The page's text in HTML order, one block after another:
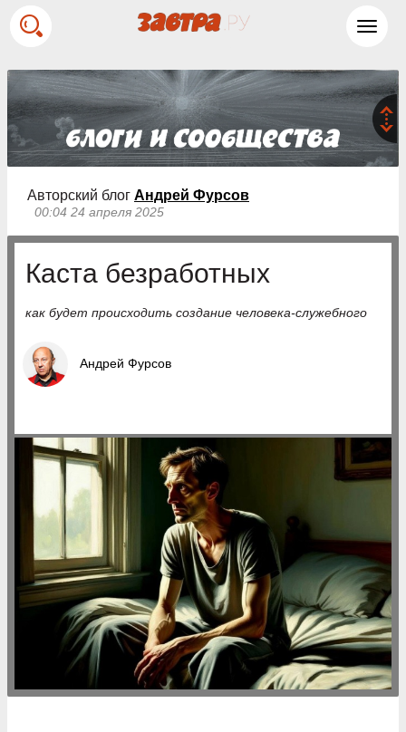
Авторский блог Андрей Фурсов
00:04 24 апреля 2025
Каста безработных
как будет происходить создание человека-служебного
Андрей Фурсов